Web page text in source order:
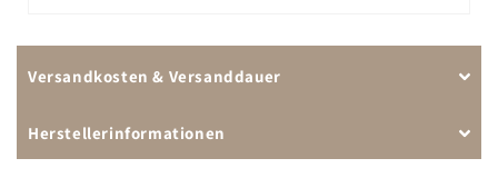
Versandkosten & Versanddauer
Herstellerinformationen